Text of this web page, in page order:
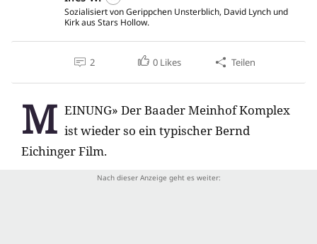
Sozialisiert von Gerippchen Unsterblich, David Lynch und
Kirk aus Stars Hollow.
2 0 Likes Teilen
M EINUNG» Der Baader Meinhof Komplex
ist wieder so ein typischer Bernd
Eichinger Film.